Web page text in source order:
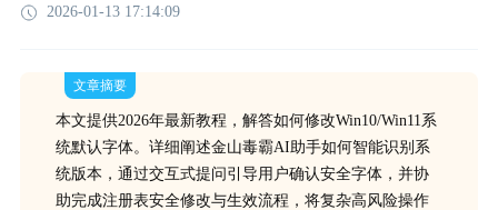
2026-01-13 17:14:09
文章摘要
本文提供2026年最新教程，解答如何修改Win10/Win11系
统默认字体。详细阐述金山毒霸AI助手如何智能识别系
统版本，通过交互式提问引导用户确认安全字体，并协
助完成注册表安全修改与生效流程，将复杂高风险操作